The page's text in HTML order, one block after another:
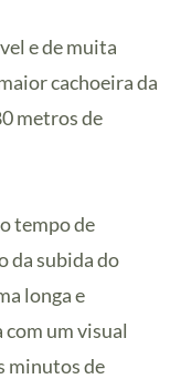
e de muita
cachoeira da
metros de
tempo de
da subida do
longa e
um visual
minutos de